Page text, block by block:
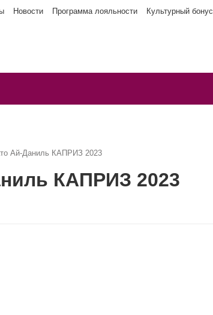
Новости Программа лояльности Культурный бонус
Ай-Даниль КАПРИЗ 2023
КАПРИЗ 2023